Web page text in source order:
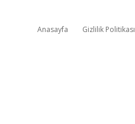
Anasayfa Gizlilik Politikası